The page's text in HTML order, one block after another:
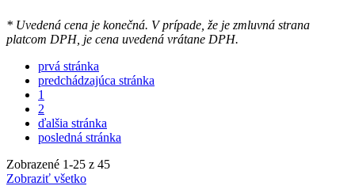
* Uvedená cena je konečná. V prípade, že je zmluvná strana
platcom DPH, je cena uvedená vrátane DPH.
prvá stránka
predchádzajúca stránka
1
2
ďalšia stránka
posledná stránka
Zobrazené 1-25 z 45
Zobraziť všetko